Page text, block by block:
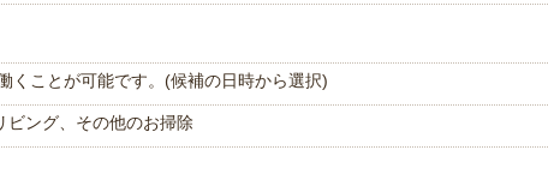
くことが可能です。(候補の日時から選択)
ビング、その他のお掃除